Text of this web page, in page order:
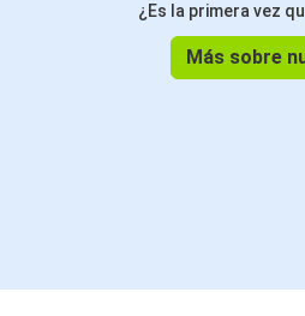
¿Es la primera vez
Más sobre